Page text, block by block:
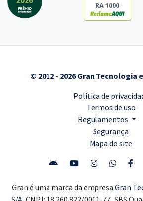
RA 1000
© 2012 - 2026 Gran Tecnologia
Política de
Termos de uso
Regulamentos
Segurança
Mapa do site
Gran é uma marca da empresa Gran
S/A, CNPJ: 18.260.822/0001-77, SBS